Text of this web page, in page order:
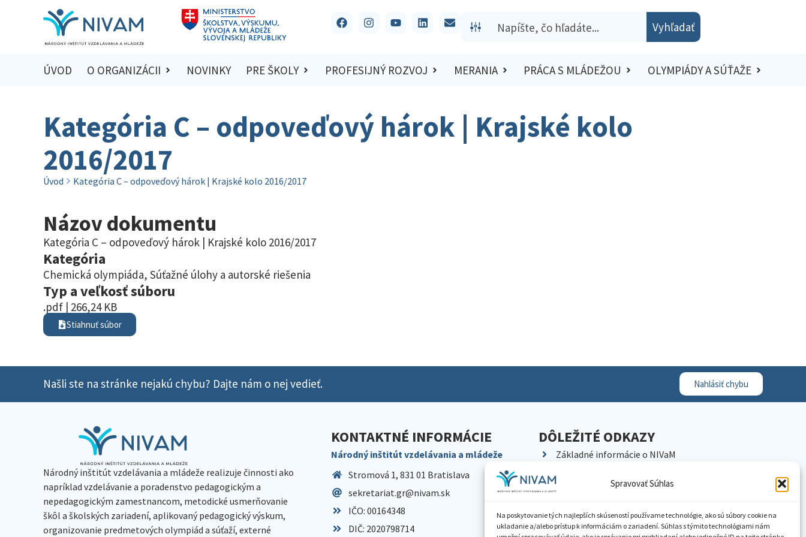
Spravovať Súhlas
Na poskytovanie tých najlepších skúseností používame technológie, ako sú súbory cookie na
ukladanie a/alebo prístup k informáciám o zariadení. Súhlas s týmito technológiami nám
Vyhľadať
ÚVOD O ORGANIZÁCII NOVINKY PRE ŠKOLY PROFESIJNÝ ROZVOJ MERANIA PRÁCA S MLÁDEŽOU OLYMPIÁDY A SÚŤAŽE
Kategória C – odpoveďový hárok | Krajské kolo
2016/2017
Úvod Kategória C – odpoveďový hárok | Krajské kolo 2016/2017
Názov dokumentu
Kategória C – odpoveďový hárok | Krajské kolo 2016/2017
Kategória
Chemická olympiáda, Súťažné úlohy a autorské riešenia
Typ a veľkosť súboru
.pdf | 266,24 KB
Stiahnuť súbor
Našli ste na stránke nejakú chybu? Dajte nám o nej vedieť. Nahlásiť chybu
Národný inštitút vzdelávania a mládeže realizuje činnosti ako
napríklad vzdelávanie a poradenstvo pedagogickým a
nepedagogickým zamestnancom, metodické usmerňovanie
škôl a školských zariadení, aplikovaný pedagogický výskum,
organizovanie predmetových olympiád a súťaží, externé
KONTAKTNÉ INFORMÁCIE
Národný inštitút vzdelávania a mládeže
Stromová 1, 831 01 Bratislava
sekretariat.gr@nivam.sk
IČO: 00164348
DIČ: 2020798714
DÔLEŽITÉ ODKAZY
Základné informácie o NIVaM
Kariéra
Pracoviská NIVaM